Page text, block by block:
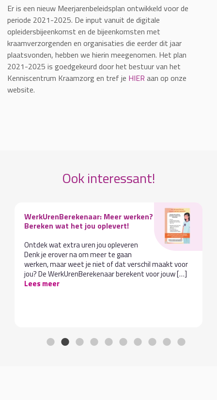
Er is een nieuw Meerjarenbeleidsplan ontwikkeld voor de
periode 2021-2025. De input vanuit de digitale
opleidersbijeenkomst en de bijeenkomsten met
kraamverzorgenden en organisaties die eerder dit jaar
plaatsvonden, hebben we hierin meegenomen. Het plan
2021-2025 is goedgekeurd door het bestuur van het
Kenniscentrum Kraamzorg en tref je HIER aan op onze
website.
Ook interessant!
WerkUrenBerekenaar: Meer werken?
Bereken wat het jou oplevert!
Ontdek wat extra uren jou opleveren
Denk je erover na om meer te gaan
werken, maar weet je niet of dat verschil maakt voor
jou? De WerkUrenBerekenaar berekent voor jouw […]
Lees meer